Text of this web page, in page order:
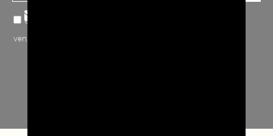
Confermo note sulla
vengano raccolti e archiviati.